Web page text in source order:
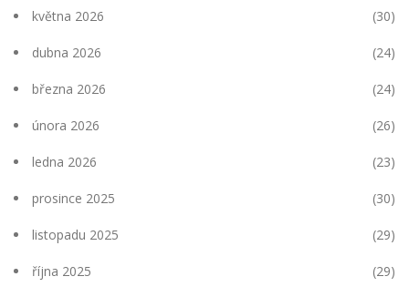
května 2026 (30)
dubna 2026 (24)
března 2026 (24)
února 2026 (26)
ledna 2026 (23)
prosince 2025 (30)
listopadu 2025 (29)
října 2025 (29)